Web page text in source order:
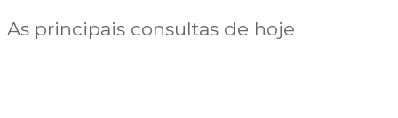
As principais consultas de hoje